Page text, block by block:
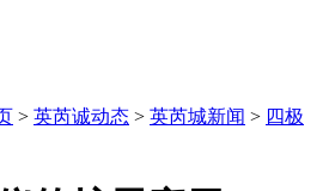
> 英芮诚动态 > 英芮城新闻 > 四极